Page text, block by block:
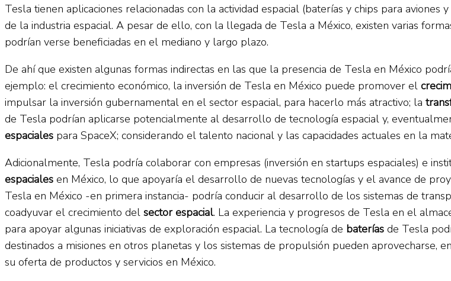
Tesla tienen aplicaciones relacionadas con la actividad espacial (baterías y chips para
de la industria espacial. A pesar de ello, con la llegada de Tesla a México, existen varias
podrían verse beneficiadas en el mediano y largo plazo.
De ahí que existen algunas formas indirectas en las que la presencia de Tesla en México
ejemplo: el crecimiento económico, la inversión de Tesla en México puede promover el
impulsar la inversión gubernamental en el sector espacial, para hacerlo más atractivo; la
de Tesla podrían aplicarse potencialmente al desarrollo de tecnología espacial y,
espaciales para SpaceX; considerando el talento nacional y las capacidades actuales en la
Adicionalmente, Tesla podría colaborar con empresas (inversión en startups espaciales) e
espaciales en México, lo que apoyaría el desarrollo de nuevas tecnologías y el avance de
Tesla en México -en primera instancia- podría conducir al desarrollo de los sistemas de
coadyuvar el crecimiento del sector espacial. La experiencia y progresos de Tesla en el
para apoyar algunas iniciativas de exploración espacial. La tecnología de baterías de Tesla
destinados a misiones en otros planetas y los sistemas de propulsión pueden aprovecharse, en
su oferta de productos y servicios en México.